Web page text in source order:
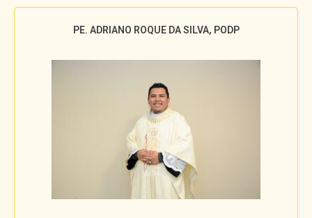
PE. ADRIANO ROQUE DA SILVA, PODP